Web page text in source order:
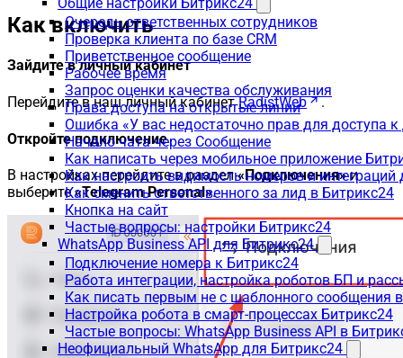
Очередь ответственных сотрудников
Проверка клиента по базе CRM
Приветственное сообщение
Рабочее время
Запрос оценки качества обслуживания
Права доступа на открытые линии
Ошибка «У вас недостаточно прав для доступа
Начало чата через Сообщение
Как написать через мобильное приложение
Как настроить видимость номеров и
Как сменить ответственного за лид в Битрикс24
Кнопка на сайт
Частые вопросы: настройки Битрикс24
WhatsApp Business API для Битрикс24
Подключение номера к Битрикс24
Работа интеграции, настройка роботов БП и
Как писать первым не с шаблонного сообщения
Настройка робота в смарт-процессах Битрикс24
Частые вопросы: WhatsApp Business API в
Неофициальный WhatsApp для Битрикс24
Как включить
Зайдите в личный кабинет
Перейдите в наш личный кабинетRadistWeb .
Откройте подключение
В настройках перейдите в раздел«Подключения»и
выберите«Telegram Personal».